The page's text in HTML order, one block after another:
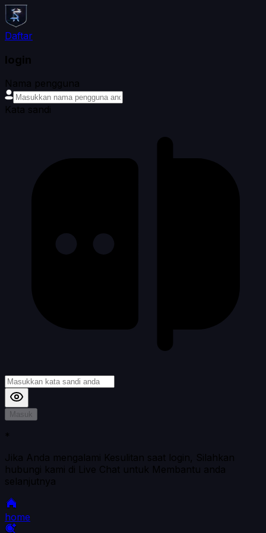
Daftar
login
Nama pengguna
Kata sandi
Masuk
*
Jika Anda mengalami Kesulitan saat login, Silahkan
hubungi kami di Live Chat untuk Membantu anda
selanjutnya
home